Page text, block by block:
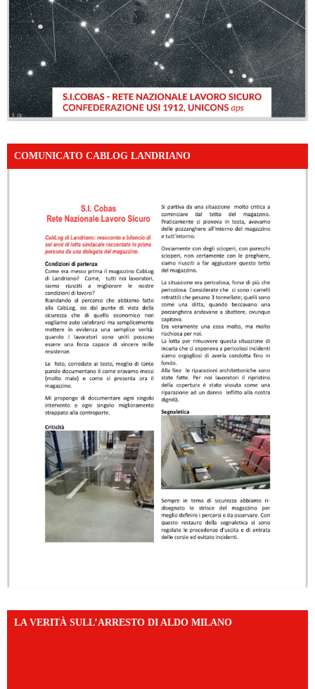
COMUNICATO CABLOG LANDRIANO
LA VERITÀ SULL’ARRESTO DI ALDO MILANO